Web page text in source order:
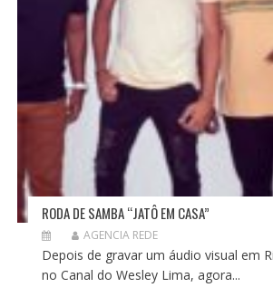
RODA DE SAMBA “JATÔ EM CASA”
AGENCIA REDE
Depois de gravar um áudio visual em
no Canal do Wesley Lima, agora...